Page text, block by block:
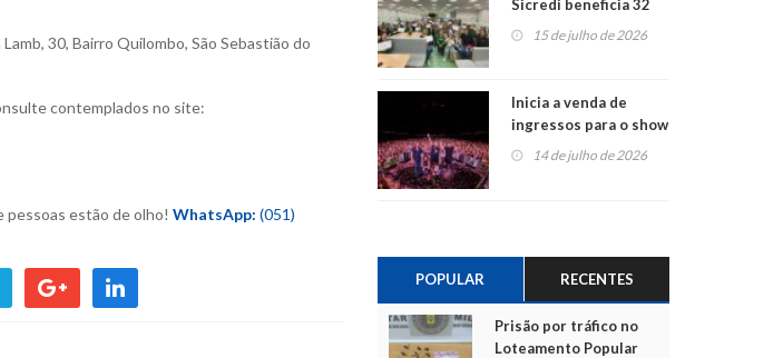
Lamb, 30, Bairro Quilombo, São Sebastião do
contemplados no site:
pessoas estão de olho! WhatsApp: (051)
Sicredi beneficia 32
projetos em
Montenegro
15 de julho de 2026
Inicia a venda de
ingressos para o show
do Jota Quest nos 45
14 de julho de 2026
POPULAR RECENTES
Prisão por tráfico no
Loteamento Popular